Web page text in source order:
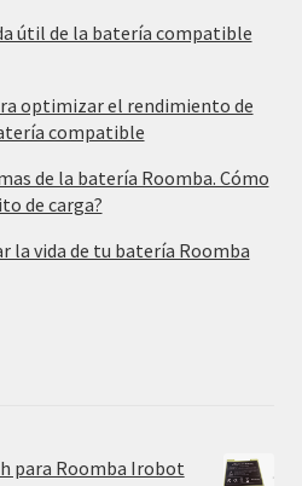
útil de la batería compatible
optimizar el rendimiento de
compatible
de la batería Roomba. Cómo
de carga?
la vida de tu batería Roomba
para Roomba Irobot